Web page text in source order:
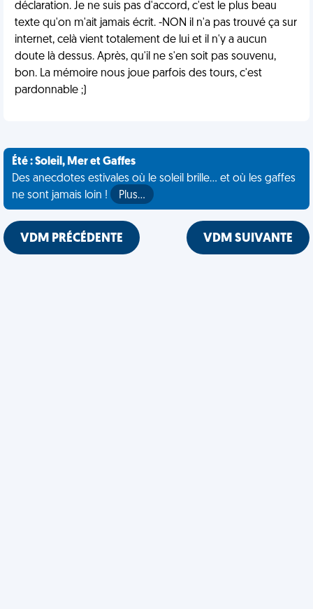
déclaration. Je ne suis pas d'accord, c'est le plus beau
texte qu'on m'ait jamais écrit. -NON il n'a pas trouvé ça sur
internet, celà vient totalement de lui et il n'y a aucun
doute là dessus. Après, qu'il ne s'en soit pas souvenu,
bon. La mémoire nous joue parfois des tours, c'est
pardonnable ;)
Été : Soleil, Mer et Gaffes
Des anecdotes estivales où le soleil brille... et où les gaffes
ne sont jamais loin !
Plus…
VDM PRÉCÉDENTE VDM SUIVANTE